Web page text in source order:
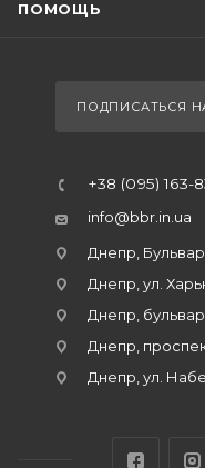
ПОМОЩЬ
ПОДПИСАТЬСЯ
+38 (095) 163-
info@bbr.in.ua
Днепр,
Днепр, ул.
Днепр,
Днепр,
Днепр, ул.